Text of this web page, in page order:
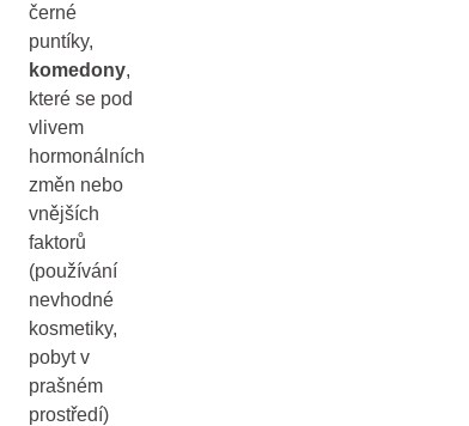
černé
puntíky,
komedony,
které se pod
vlivem
hormonálních
změn nebo
vnějších
faktorů
(používání
nevhodné
kosmetiky,
pobyt v
prašném
prostředí)